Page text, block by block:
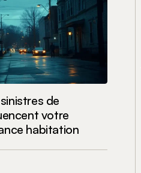
de
votre
habitation